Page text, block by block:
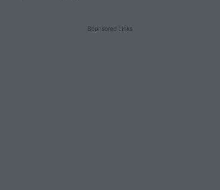
Sponsored Links